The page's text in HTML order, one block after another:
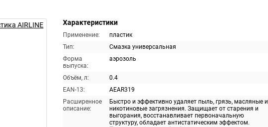
Характеристики
Применение:
пластик
Тип:
Смазка универсальная
Форма
выпуска:
аэрозоль
Объём, л:
0.4
EAN-13:
AEAR319
Расширенное
описание:
Быстро и эффективно удаляет пыль, грязь, масляные и
никотиновые загрязнения. Защищает от старения и
выгорания, восстанавливает первоначальную
структуру, обладает антистатическим эффектом.